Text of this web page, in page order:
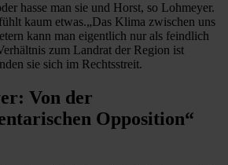
hasse man sie und Horst, so Lohmeyer.
kaum etwas.„Das Klima zwischen uns
kann man eigentlich nur als feindlich
zum Landrat der Region ist
sie sich im Rechtsstreit.
Von der
Opposition“